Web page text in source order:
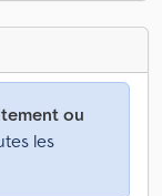
ou
les